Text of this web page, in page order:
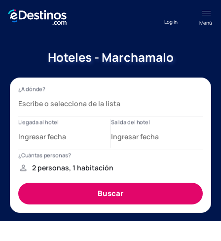
Menú
Log in
Hoteles - Marchamalo